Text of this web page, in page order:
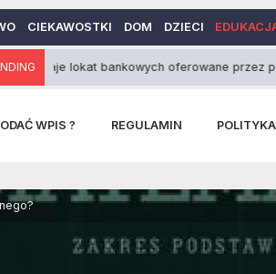
CIEKAWOSTKI DOM DZIECI
lokat bankowych oferowane przez polskie banki
WPIS ? REGULAMIN